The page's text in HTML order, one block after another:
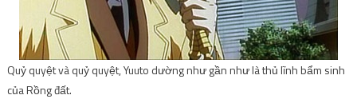
Quỷ quyệt và quỷ quyệt, Yuuto dường như gần như là thủ lĩnh bẩm sinh
của Rồng đất.